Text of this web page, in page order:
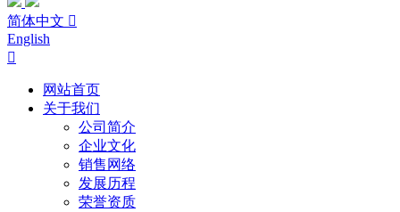
简体中文 
English

网站首页
关于我们
公司简介
企业文化
销售网络
发展历程
荣誉资质